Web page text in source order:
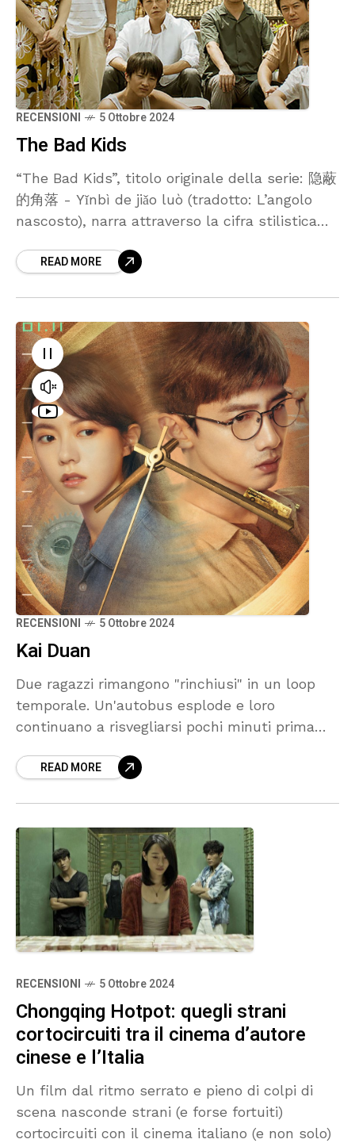
RECENSIONI 5 Ottobre 2024
The Bad Kids
“The Bad Kids”, titolo originale della serie: 隐蔽
的角落 - Yǐnbì de jiǎo luò (tradotto: L’angolo
nascosto), narra attraverso la cifra stilistica
un orfanatrofio che tornano nel paesino natale
denaro per un nobile scopo (la motivazione si
scoprirà durante lo sviluppo della serie).
READ MORE
RECENSIONI 5 Ottobre 2024
Kai Duan
Due ragazzi rimangono "rinchiusi" in un loop
temporale. Un'autobus esplode e loro
continuano a risvegliarsi pochi minuti prima
risolvere un'enigma.
READ MORE
RECENSIONI 5 Ottobre 2024
Chongqing Hotpot: quegli strani
cortocircuiti tra il cinema d’autore
cinese e l’Italia
Un film dal ritmo serrato e pieno di colpi di
scena nasconde strani (e forse fortuiti)
cortocircuiti con il cinema italiano (e non solo)